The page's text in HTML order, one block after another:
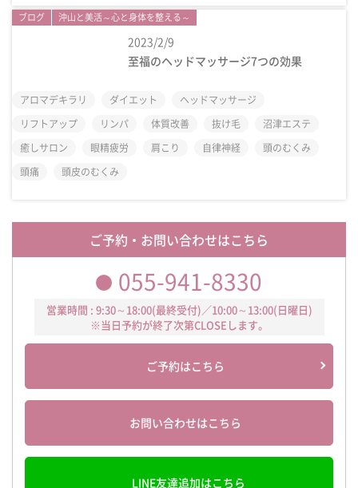
ブログ 沖山と美活～心と身体を整える～
2023/2/9
至福のヘッドマッサージ7つの効果
アロマデキラリ ダイエット
ヘッドマッサージ
リフトアップ
リンパ 体質改善 抜け毛
沼津エステ
癒しサロン
眼精疲労 肩こり 自律神経
頭のむくみ
頭痛
頭皮のむくみ
ご予約・お問い合わせはこちら
055-941-8330
営業時間 : 9:30～18:00(最終受付)／10:00～13:00(日曜日)
※当日予約が終了次第CLOSEします。
ご予約はこちら
お問い合わせはこちら
LINE友達追加はこちら